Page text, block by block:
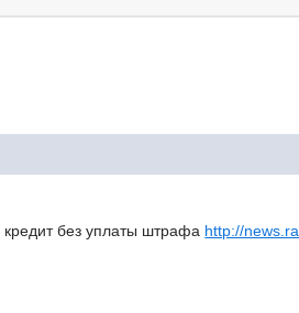
без уплаты штрафа http://